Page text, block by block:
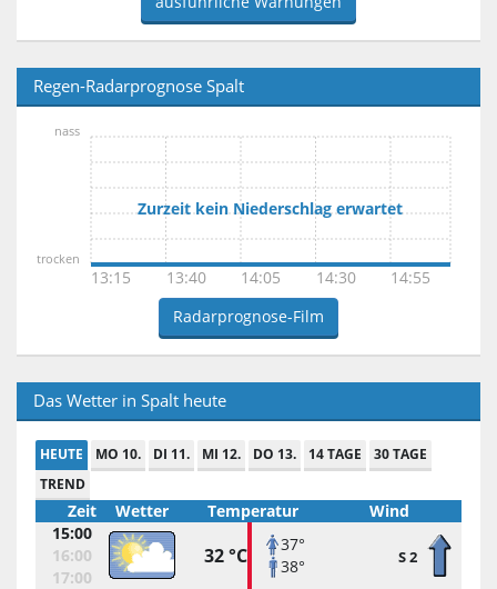
Regen-Radarprognose Spalt
Zurzeit kein Niederschlag erwartet
13:15 13:40 14:05 14:30 14:55
trocken
nass
Radarprognose-Film
Das Wetter in Spalt heute
HEUTE MO 10. DI 11. MI 12. DO 13. 14 TAGE
30 TAGE
TREND
Zeit Wetter Temperatur
Wind
15:00
16:00
17:00
32 °C
37°
38°
S 2